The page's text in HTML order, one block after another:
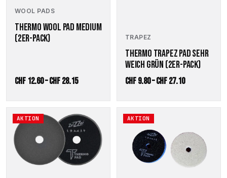
WOOL PADS
THERMO WOOL PAD MEDIUM
(2ER-PACK)
CHF 12.60–CHF28.15Preisspanne:
bis
CHF 28.15
können
auf
der
TRAPEZ
THERMO TRAPEZ PAD SEHR
WEICH GRÜN (2ER-PACK)
CHF9.80–CHF27.10Preisspanne:
bis
der
gewählt
werden
AKTION
Dieses
Produkt
weist
mehrere
Varianten
AKTION
Dieses
Produkt
mehrere
Varianten